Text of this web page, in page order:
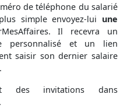
de téléphone du salarié
simple envoyez-lui une
Il recevra un
personnalisé et un lien
saisir son dernier salaire
des invitations dans